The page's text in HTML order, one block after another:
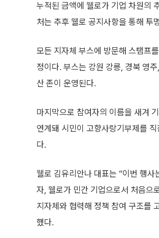
누적된 금액에 웰로가 기업 차원의
처는 추후 웰로 공지사항을 통해 투
모든 지자체 부스에 방문해 스탬프
정이다. 부스는 강원 강릉, 경북 영
산 존이 운영된다.
마지막으로 참여자의 이름을 새겨
연계돼 시민이 고향사랑기부제를
다.
웰로 김유리안나 대표는 “이번 행사
자, 웰로가 민간 기업으로서 처음으
지자체와 협력해 정책 참여 구조를
했다.